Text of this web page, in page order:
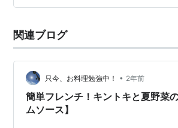
プリプリ食感が両方楽しめる！ビール
すが、ナンプラーをちょこっとつけても
出て私的にはお気に…
関連ブログ
只今、お料理勉強中！ • 2年前
簡単フレンチ！キントキと夏野菜
ムソース】